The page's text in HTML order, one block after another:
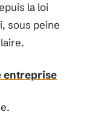
la loi
sous peine
entreprise